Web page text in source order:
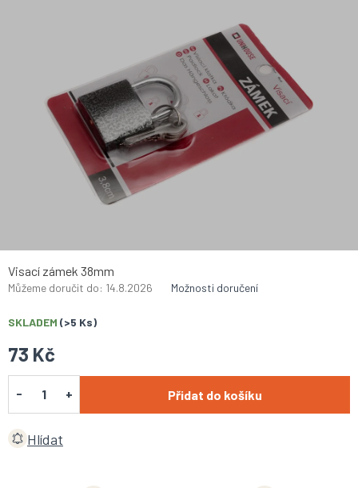
73 Kč
SKLADEM (>5 Ks)
Můžeme doručit do: 14.8.2026 Možnosti doručení
Přidat do košíku
Visací zámek 38mm
Hlídat